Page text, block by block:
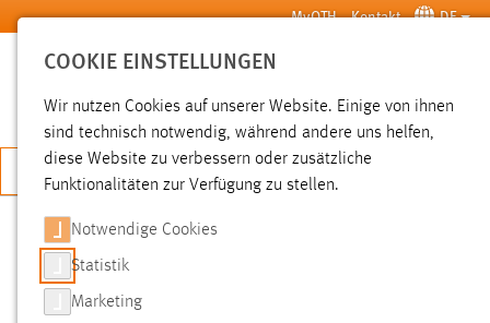
Zum Hauptinhalt springen MyOTH Kontakt DE
SUCHE
JETZT BEWERBEN
SUCHE
COOKIE EINSTELLUNGEN
Wir nutzen Cookies auf unserer Website. Einige von ihnen
sind technisch notwendig, während andere uns helfen,
diese Website zu verbessern oder zusätzliche
Funktionalitäten zur Verfügung zu stellen.
Notwendige Cookies
Statistik
Marketing